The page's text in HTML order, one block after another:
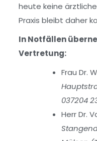
heute keine
Praxis bleibt daher
In Notfällen
Vertretung:
Frau Dr.
037204
Herr Dr.